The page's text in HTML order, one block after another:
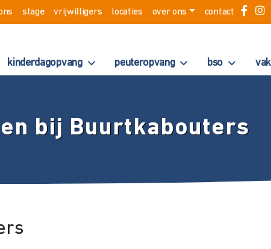
stage vrijwilligers locaties over ons contact
kinderdagopvang peuteropvang bso
bij Buurtkabouters